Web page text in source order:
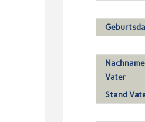
Nachname
Vater
Stand